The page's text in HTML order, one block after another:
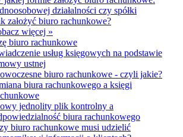
działalności czy spółki
założyć biuro rachunkowe?
więcej »
biuro rachunkowe
usług księgowych na podstawie
ustnej
biuro rachunkowe - czyli jakie?
biura rachunkowego a księgi
jednolity plik kontrolny a
biura rachunkowego
biuro rachunkowe musi udzielić